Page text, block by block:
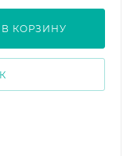
В КОРЗИНУ